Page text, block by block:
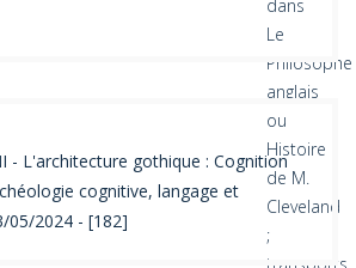
- L'architecture gothique : Cognition
cognitive, langage et
05/2024 - [182]